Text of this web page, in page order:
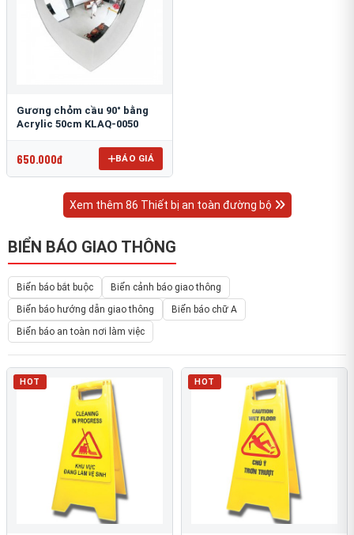
Gương chỏm cầu 90° bằng
Acrylic 50cm KLAQ-0050
650.000đ BÁO GIÁ
Xem thêm 86 Thiết bị an toàn đường bộ
BIỂN BÁO GIAO THÔNG
Biển báo bắt buộc
Biển cảnh báo giao thông
Biển báo hướng dẫn giao thông
Biển báo chữ A
Biển báo an toàn nơi làm việc
HOT HOT